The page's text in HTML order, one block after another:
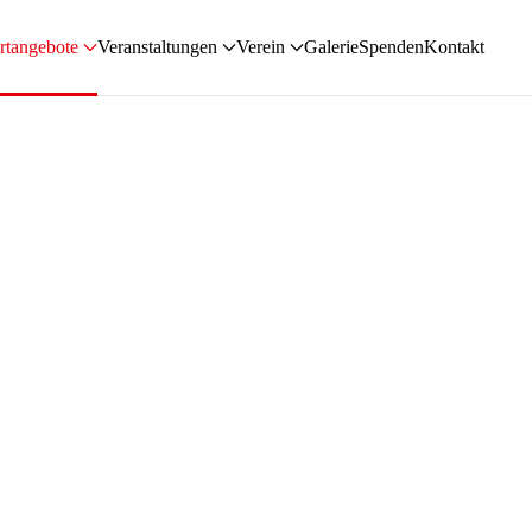
Veranstaltungen Verein GalerieSpendenKontakt